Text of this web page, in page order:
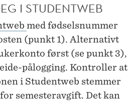
I STUDENTWEB
med fødselsnummer
(punkt 1). Alternativt
først (se punkt 3),
pålogging. Kontroller at
i Studentweb stemmer
semesteravgift. Det kan